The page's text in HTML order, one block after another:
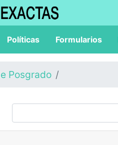
Políticas Formularios
Posgrado